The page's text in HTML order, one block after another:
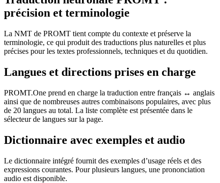
précision et terminologie
La NMT de PROMT tient compte du contexte et préserve la
terminologie, ce qui produit des traductions plus naturelles et plus
précises pour les textes professionnels, techniques et du quotidien.
Langues et directions prises en charge
PROMT.One prend en charge la traduction entre français ↔ anglais
ainsi que de nombreuses autres combinaisons populaires, avec plus
de 20 langues au total. La liste complète est présentée dans le
sélecteur de langues sur la page.
Dictionnaire avec exemples et audio
Le dictionnaire intégré fournit des exemples d’usage réels et des
expressions courantes. Pour plusieurs langues, une prononciation
audio est disponible.